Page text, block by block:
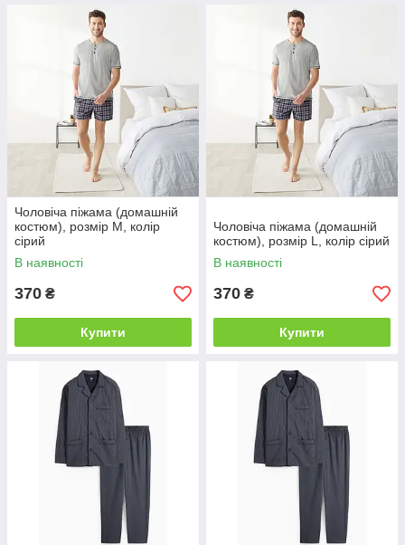
Чоловіча піжама (домашній
костюм), розмір M, колір
сірий
В наявності
370 ₴
Купити
Чоловіча піжама (домашній
костюм), розмір L, колір сірий
В наявності
370 ₴
Купити